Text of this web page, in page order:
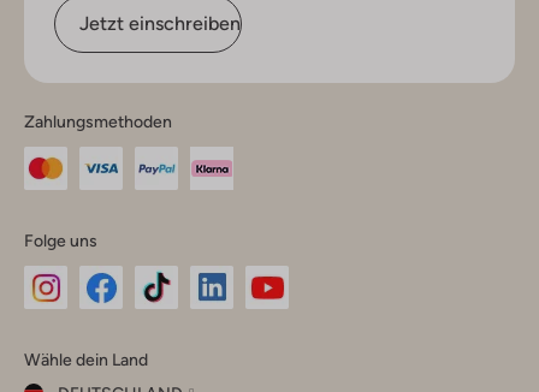
Jetzt einschreiben
Zahlungsmethoden
Folge uns
Instagram
Facebook
TikTok
Wähle dein Land